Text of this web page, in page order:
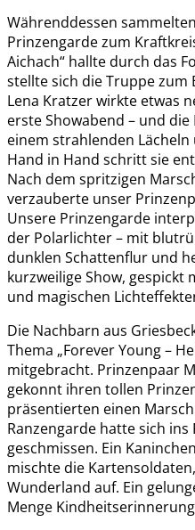
Währenddessen
Prinzengarde zum
Aichach“ hallte durch das
stellte sich die Truppe zum
Lena Kratzer wirkte etwas
erste Showabend – und
einem strahlenden
Hand in Hand schritt sie
Nach dem spritzigen
verzauberte unser
Unsere Prinzengarde
der Polarlichter – mit
dunklen Schattenflur und
kurzweilige Show,
und magischen
Die Nachbarn aus
Thema „Forever Young –
mitgebracht. Prinzenpaar
gekonnt ihren tollen
präsentierten einen
Ranzengarde hatte sich
geschmissen. Ein
mischte die
Wunderland auf. Ein
Menge